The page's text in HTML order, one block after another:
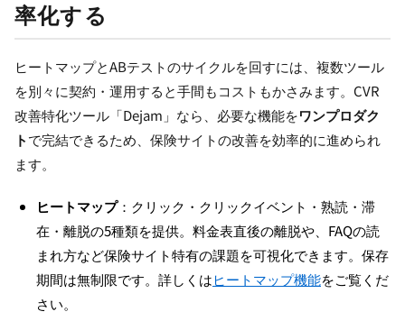
率化する
ヒートマップとABテストのサイクルを回すには、複数ツール
を別々に契約・運用すると手間もコストもかさみます。CVR
改善特化ツール「Dejam」なら、必要な機能をワンプロダク
トで完結できるため、保険サイトの改善を効率的に進められ
ます。
ヒートマップ：クリック・クリックイベント・熟読・滞
在・離脱の5種類を提供。料金表直後の離脱や、FAQの読
まれ方など保険サイト特有の課題を可視化できます。保存
期間は無制限です。詳しくはヒートマップ機能をご覧くだ
さい。